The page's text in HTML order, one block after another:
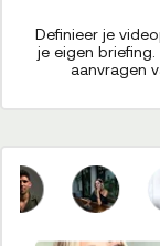
Definieer je
je eigen
aanvragen